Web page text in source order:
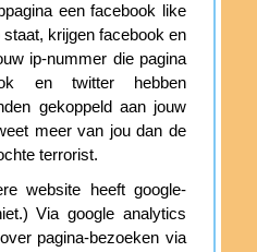
een facebook like
krijgen facebook en
ip-nummer die pagina
en twitter hebben
gekoppeld aan jouw
meer van jou dan de
terrorist.
website heeft google-
Via google analytics
pagina-bezoeken via